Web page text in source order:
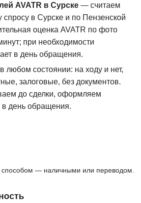
AVATR в Сурске— считаем
спросу в Сурске и по Пензенской
оценка AVATR по фото
при необходимости
в день обращения.
в любом состоянии: на ходу и нет,
залоговые, без документов.
до сделки, оформляем
день обращения.
способом — наличными или переводом.